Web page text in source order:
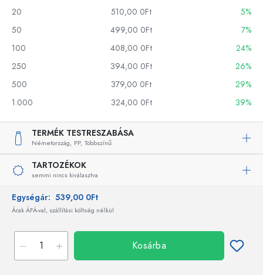
20
510,00 0Ft
5%
50
499,00 0Ft
7%
100
408,00 0Ft
24%
250
394,00 0Ft
26%
500
379,00 0Ft
29%
1.000
324,00 0Ft 39%
TERMÉK TESTRESZABÁSA
Németország, PP, Többszínű
TARTOZÉKOK
semmi nincs kiválasztva
Egységár: 539,00 0Ft
Árak ÁFÁ-val, szállítási költség nélkül
Kosárba